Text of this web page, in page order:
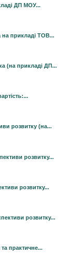
ДП МОУ...
на прикладі ТОВ...
(на прикладі ДП...
розвитку (на...
розвитку...
розвитку...
розвитку...
практичне...